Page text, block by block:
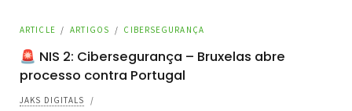
ARTICLE / ARTIGOS / CIBERSEGURANÇA
🚨 NIS 2: Cibersegurança – Bruxelas abre
processo contra Portugal
JAKS DIGITALS /